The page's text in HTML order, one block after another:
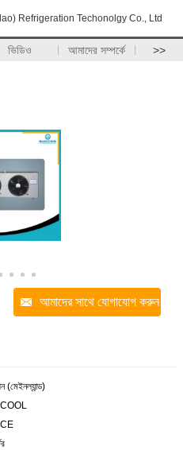
Refrigeration Techonolgy Co., Ltd
ভিডিও আমাদের সম্পর্কে >>
আমাদের সাথে যোগাযোগ করুন
(মেইনল্যান্ড)